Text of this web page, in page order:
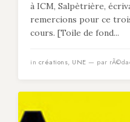
à ICM, Salpètrière,
remercions pour ce
cours. [Toile de fond...
in créations, UNE — par